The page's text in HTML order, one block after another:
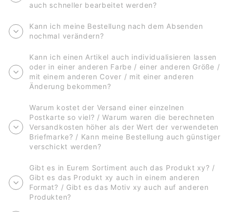
auch schneller bearbeitet werden?
Kann ich meine Bestellung nach dem Absenden
nochmal verändern?
Kann ich einen Artikel auch individualisieren lassen
oder in einer anderen Farbe / einer anderen Größe /
mit einem anderen Cover / mit einer anderen
Änderung bekommen?
Warum kostet der Versand einer einzelnen
Postkarte so viel? / Warum waren die berechneten
Versandkosten höher als der Wert der verwendeten
Briefmarke? / Kann meine Bestellung auch günstiger
verschickt werden?
Gibt es in Eurem Sortiment auch das Produkt xy? /
Gibt es das Produkt xy auch in einem anderen
Format? / Gibt es das Motiv xy auch auf anderen
Produkten?